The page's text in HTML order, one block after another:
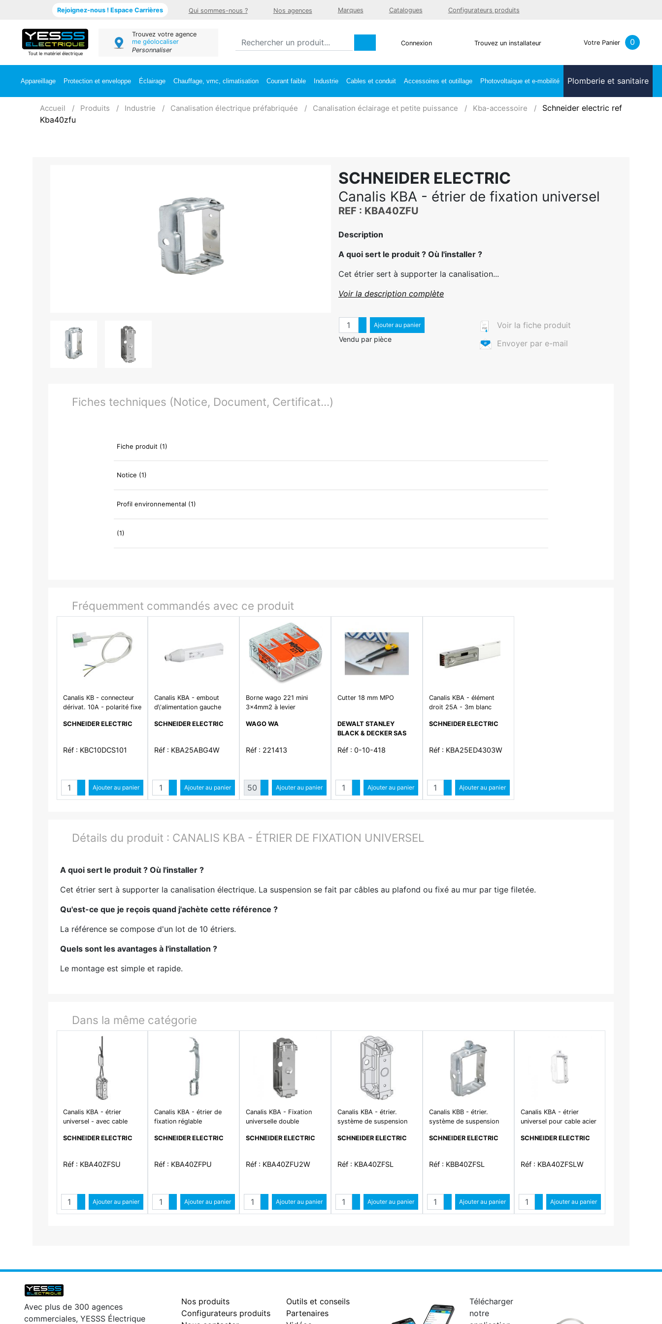
Rejoignez-nous ! Espace Carrières Qui sommes-nous ? Nos agences Marques Catalogues Configurateurs produits
Tout le matériel électrique
Trouvez votre agence
me géolocaliser
Personnaliser
Connexion Trouvez un installateur Votre Panier 0
Appareillage Protection et enveloppe Éclairage Chauffage, vmc, climatisation Courant faible Industrie Cables et conduit Accessoires et outillage Photovoltaique et e-mobilité Plomberie et sanitaire
Accueil Produits Industrie Canalisation électrique préfabriquée Canalisation éclairage et petite puissance Kba-accessoire
Schneider electric ref
Kba40zfu
SCHNEIDER ELECTRIC
Canalis KBA - étrier de fixation universel
REF : KBA40ZFU
Description
A quoi sert le produit ? Où l'installer ?
Cet étrier sert à supporter la canalisation...
Voir la description complète
QuantitéAugmenter quantité
Diminuer quantité
Ajouter au panier
Vendu par pièce
Voir la fiche produit
Envoyer par e-mail
Fiches techniques (Notice, Document, Certificat...)
Fiche produit (1)
Notice (1)
Profil environnemental (1)
(1)
Fréquemment commandés avec ce produit
Canalis KB - connecteur
dérivat. 10A - polarité fixe
SCHNEIDER ELECTRIC
Réf : KBC10DCS101
Quantité
Augmenter quantité
Diminuer quantité
Ajouter au panier
Canalis KBA - embout
d\'alimentation gauche
SCHNEIDER ELECTRIC
Réf : KBA25ABG4W
Quantité
Augmenter quantité
Diminuer quantité
Ajouter au panier
Borne wago 221 mini
3x4mm2 à levier
WAGO WA
Réf : 221413
Quantité
Augmenter quantité
Diminuer quantité
Ajouter au panier
Cutter 18 mm MPO
DEWALT STANLEY
BLACK & DECKER SAS
Réf : 0-10-418
Quantité
Augmenter quantité
Diminuer quantité
Ajouter au panier
Canalis KBA - élément
droit 25A - 3m blanc
SCHNEIDER ELECTRIC
Réf : KBA25ED4303W
Quantité
Augmenter quantité
Diminuer quantité
Ajouter au panier
Détails du produit : CANALIS KBA - ÉTRIER DE FIXATION UNIVERSEL
A quoi sert le produit ? Où l'installer ?
Cet étrier sert à supporter la canalisation électrique. La suspension se fait par câbles au plafond ou fixé au mur par tige filetée.
Qu'est-ce que je reçois quand j'achète cette référence ?
La référence se compose d'un lot de 10 étriers.
Quels sont les avantages à l'installation ?
Le montage est simple et rapide.
Dans la même catégorie
Canalis KBA - étrier
universel - avec cable
SCHNEIDER ELECTRIC
Réf : KBA40ZFSU
QuantitéAugmenter quantité
Diminuer quantité
Ajouter au panier
Canalis KBA - étrier de
fixation réglable
SCHNEIDER ELECTRIC
Réf : KBA40ZFPU
QuantitéAugmenter quantité
Diminuer quantité
Ajouter au panier
Canalis KBA - Fixation
universelle double
SCHNEIDER ELECTRIC
Réf : KBA40ZFU2W
QuantitéAugmenter quantité
Diminuer quantité
Ajouter au panier
Canalis KBA - étrier.
système de suspension
cable - charge maxi 60kg
SCHNEIDER ELECTRIC
Réf : KBA40ZFSL
QuantitéAugmenter quantité
Diminuer quantité
Ajouter au panier
Canalis KBB - étrier.
système de suspension
cable - charge maxi 60kg
SCHNEIDER ELECTRIC
Réf : KBB40ZFSL
QuantitéAugmenter quantité
Diminuer quantité
Ajouter au panier
Canalis KBA - étrier
universel pour cable acier
SCHNEIDER ELECTRIC
Réf : KBA40ZFSLW
QuantitéAugmenter quantité
Diminuer quantité
Ajouter au panier
Avec plus de 300 agences
commerciales, YESSS Électrique
Nos produits
Configurateurs produits
Outils et conseils
Partenaires
Télécharger
notre